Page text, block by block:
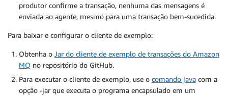
produtor confirme a transação, nenhuma das mensagens é
enviada ao agente, mesmo para uma transação bem-sucedida.
Para baixar e configurar o cliente de exemplo:
Obtenha o Jar do cliente de exemplo de transações do Amazon
MQ no repositório do GitHub.
Para executar o cliente de exemplo, use o comando java com a
opção -jar que executa o programa encapsulado em um